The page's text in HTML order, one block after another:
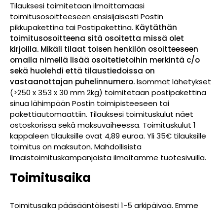
Tilauksesi toimitetaan ilmoittamaasi
toimitusosoitteeseen ensisijaisesti Postin
pikkupakettina tai Postipakettina. Käytäthän
toimitusosoitteena sitä osoitetta missä olet
kirjoilla. Mikäli tilaat toisen henkilön osoitteeseen
omalla nimellä lisää osoitetietoihin merkintä c/o
sekä huolehdi että tilaustiedoissa on
vastaanottajan puhelinnumero.Isommat lähetykset
(>250 x 353 x 30 mm 2kg) toimitetaan postipakettina
sinua lähimpään Postin toimipisteeseen tai
pakettiautomaattiin. Tilauksesi toimituskulut näet
ostoskorissa sekä maksuvaiheessa. Toimituskulut 1
kappaleen tilauksille ovat 4,89 euroa. Yli 35€ tilauksille
toimitus on maksuton. Mahdollisista
ilmaistoimituskampanjoista ilmoitamme tuotesivuilla.
Toimitusaika
Toimitusaika pääsääntöisesti 1-5 arkipäivää. Emme